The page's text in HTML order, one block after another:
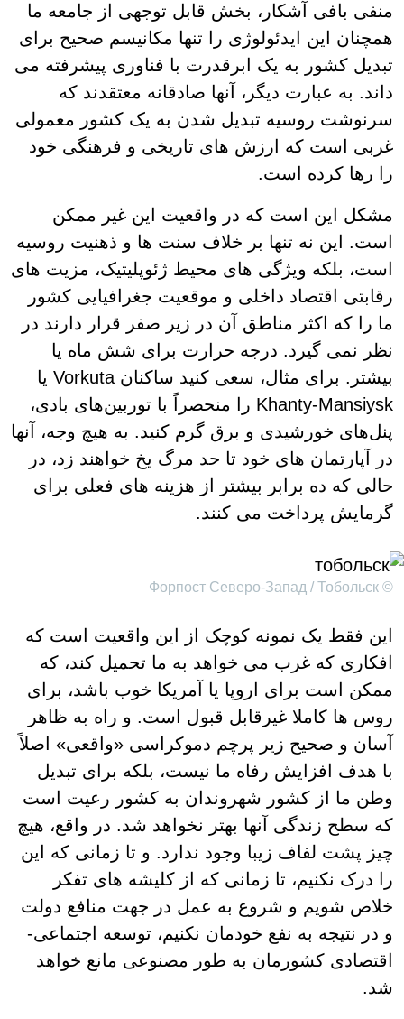
منفی بافی آشکار، بخش قابل توجهی از جامعه ما
همچنان این ایدئولوژی را تنها مکانیسم صحیح برای
تبدیل کشور به یک ابرقدرت با فناوری پیشرفته می
داند. به عبارت دیگر، آنها صادقانه معتقدند که
سرنوشت روسیه تبدیل شدن به یک کشور معمولی
غربی است که ارزش های تاریخی و فرهنگی خود
را رها کرده است.
مشکل این است که در واقعیت این غیر ممکن
است. این نه تنها بر خلاف سنت ها و ذهنیت روسیه
است، بلکه ویژگی های محیط ژئوپلیتیک، مزیت های
رقابتی اقتصاد داخلی و موقعیت جغرافیایی کشور
ما را که اکثر مناطق آن در زیر صفر قرار دارند در
نظر نمی گیرد. درجه حرارت برای شش ماه یا
بیشتر. برای مثال، سعی کنید ساکنان Vorkuta یا
Khanty-Mansiysk را منحصراً با توربین‌های بادی،
پنل‌های خورشیدی و برق گرم کنید. به هیچ وجه، آنها
در آپارتمان های خود تا حد مرگ یخ خواهند زد، در
حالی که ده برابر بیشتر از هزینه های فعلی برای
گرمایش پرداخت می کنند.
© Форпост Северо-Запад / Тобольск
این فقط یک نمونه کوچک از این واقعیت است که
افکاری که غرب می خواهد به ما تحمیل کند، که
ممکن است برای اروپا یا آمریکا خوب باشد، برای
روس ها کاملا غیرقابل قبول است. و راه به ظاهر
آسان و صحیح زیر پرچم دموکراسی «واقعی» اصلاً
با هدف افزایش رفاه ما نیست، بلکه برای تبدیل
وطن ما از کشور شهروندان به کشور رعیت است
که سطح زندگی آنها بهتر نخواهد شد. در واقع، هیچ
چیز پشت لفاف زیبا وجود ندارد. و تا زمانی که این
را درک نکنیم، تا زمانی که از کلیشه های تفکر
خلاص شویم و شروع به عمل در جهت منافع دولت
و در نتیجه به نفع خودمان نکنیم، توسعه اجتماعی-
اقتصادی کشورمان به طور مصنوعی مانع خواهد
شد.